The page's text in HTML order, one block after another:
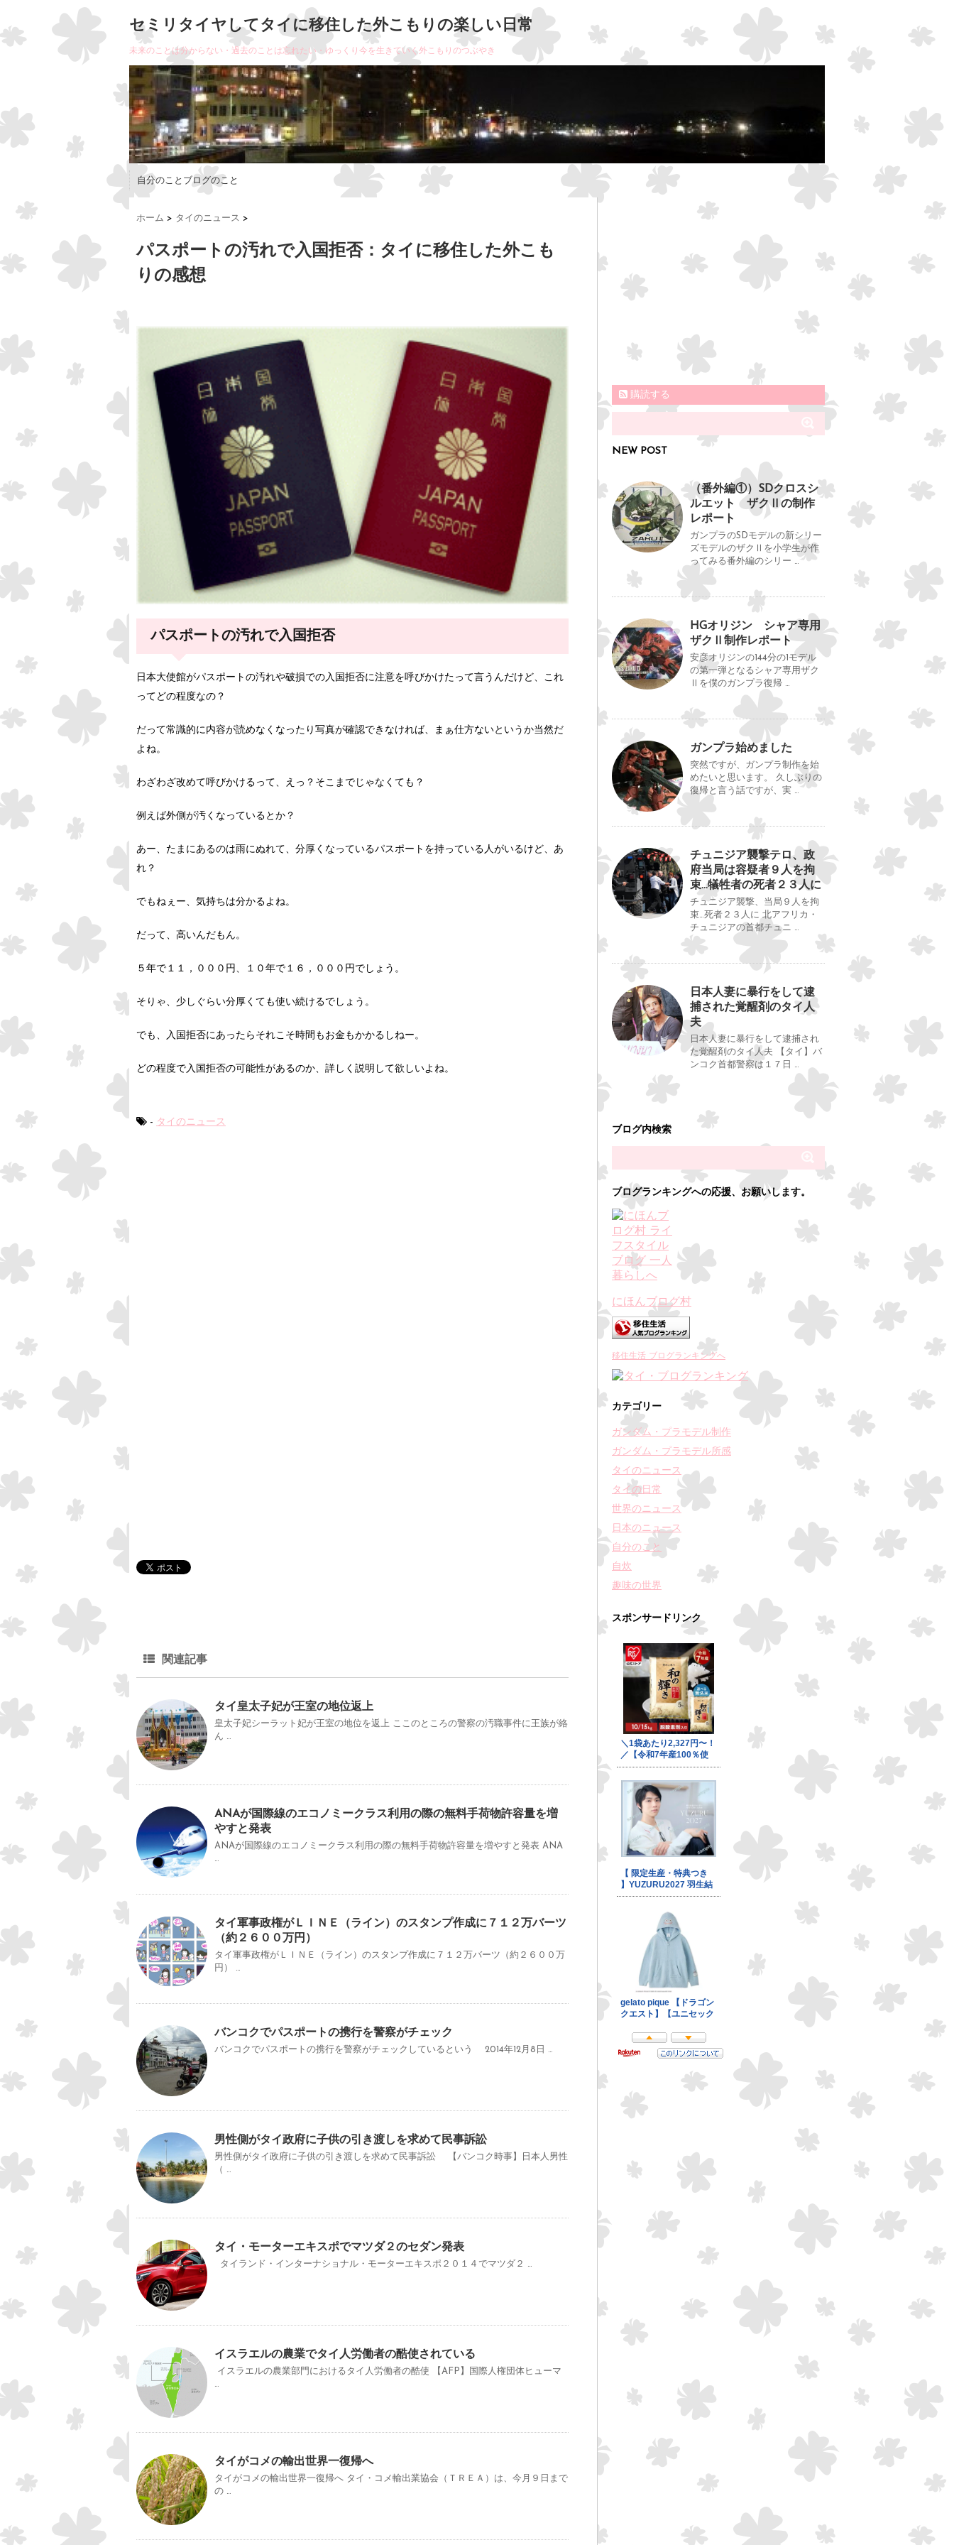
セミリタイヤしてタイに移住した外こもりの楽しい日常
未来のことは分からない・過去のことは忘れたい・ゆっくり今を生きていく外こもりのつぶやき
自分のことブログのこと
ホーム > タイのニュース >
パスポートの汚れで入国拒否：タイに移住した外こも
りの感想
パスポートの汚れで入国拒否
日本大使館がパスポートの汚れや破損での入国拒否に注意を呼びかけたって言うんだけど、これ
ってどの程度なの？
だって常識的に内容が読めなくなったり写真が確認できなければ、まぁ仕方ないというか当然だ
よね。
わざわざ改めて呼びかけるって、えっ？そこまでじゃなくても？
例えば外側が汚くなっているとか？
あー、たまにあるのは雨にぬれて、分厚くなっているパスポートを持っている人がいるけど、あ
れ？
でもねぇー、気持ちは分かるよね。
だって、高いんだもん。
５年で１１，０００円、１０年で１６，０００円でしょう。
そりゃ、少しぐらい分厚くても使い続けるでしょう。
でも、入国拒否にあったらそれこそ時間もお金もかかるしねー。
どの程度で入国拒否の可能性があるのか、詳しく説明して欲しいよね。
- タイのニュース
関連記事
タイ皇太子妃が王室の地位返上
皇太子妃シーラット妃が王室の地位を返上 ここのところの警察の汚職事件に王族が絡
ん …
ANAが国際線のエコノミークラス利用の際の無料手荷物許容量を増
やすと発表
ANAが国際線のエコノミークラス利用の際の無料手荷物許容量を増やすと発表 ANA
…
タイ軍事政権がＬＩＮＥ（ライン）のスタンプ作成に７１２万バーツ
（約２６００万円）
タイ軍事政権がＬＩＮＥ（ライン）のスタンプ作成に７１２万バーツ（約２６００万
円） …
バンコクでパスポートの携行を警察がチェック
バンコクでパスポートの携行を警察がチェックしているという 2014年12月8日 …
男性側がタイ政府に子供の引き渡しを求めて民事訴訟
男性側がタイ政府に子供の引き渡しを求めて民事訴訟 【バンコク時事】日本人男性
（ …
タイ・モーターエキスポでマツダ２のセダン発表
タイランド・インターナショナル・モーターエキスポ２０１４でマツダ２ …
イスラエルの農業でタイ人労働者の酷使されている
イスラエルの農業部門におけるタイ人労働者の酷使 【AFP】国際人権団体ヒューマ
…
タイがコメの輸出世界一復帰へ
タイがコメの輸出世界一復帰へ タイ・コメ輸出業協会（ＴＲＥＡ）は、今月９日まで
の …
購読する
NEW POST
（番外編①）SDクロスシ
ルエット ザクⅡの制作
レポート
ガンプラのSDモデルの新シリー
ズモデルのザクⅡを小学生が作
ってみる番外編のシリー …
HGオリジン シャア専用
ザクⅡ制作レポート
安彦オリジンの144分の1モデル
の第一弾となるシャア専用ザク
Ⅱを僕のガンプラ復帰 …
ガンプラ始めました
突然ですが、ガンプラ制作を始
めたいと思います。 久しぶりの
復帰と言う話ですが、実 …
チュニジア襲撃テロ、政
府当局は容疑者９人を拘
束…犠牲者の死者２３人に
チュニジア襲撃、当局９人を拘
束…死者２３人に 北アフリカ・
チュニジアの首都チュニ …
日本人妻に暴行をして逮
捕された覚醒剤のタイ人
夫
日本人妻に暴行をして逮捕され
た覚醒剤のタイ人夫 【タイ】バ
ンコク首都警察は１７日 …
ブログ内検索
ブログランキングへの応援、お願いします。
にほんブログ村
移住生活 ブログランキングへ
カテゴリー
ガンダム・プラモデル制作
ガンダム・プラモデル所感
タイのニュース
タイの日常
世界のニュース
日本のニュース
自分のこと
自炊
趣味の世界
スポンサードリンク